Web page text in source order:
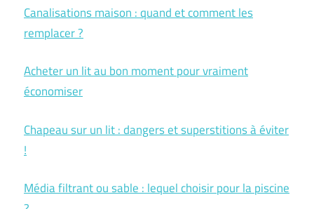
Canalisations maison : quand et comment les
remplacer ?
Acheter un lit au bon moment pour vraiment
économiser
Chapeau sur un lit : dangers et superstitions à éviter
!
Média filtrant ou sable : lequel choisir pour la piscine